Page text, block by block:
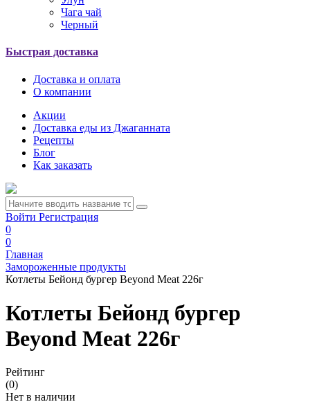
Чага чай
Черный
Быстрая доставка
Доставка и оплата
О компании
Акции
Доставка еды из Джаганната
Рецепты
Блог
Как заказать
Войти Регистрация
0
0
Главная
Замороженные продукты
Котлеты Бейонд бургер Beyond Meat 226г
Котлеты Бейонд бургер
Beyond Meat 226г
Рейтинг
(0)
Нет в наличии